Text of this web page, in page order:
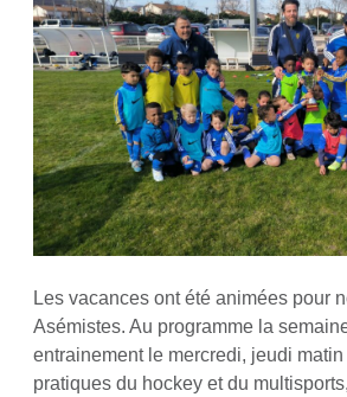
Les vacances ont été animées pour
Asémistes. Au programme la
entrainement le mercredi, jeudi
pratiques du hockey et du